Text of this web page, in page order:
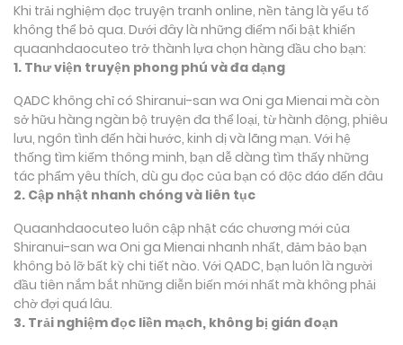
Khi trải nghiệm đọc truyện tranh online, nền tảng là yếu tố
không thể bỏ qua. Dưới đây là những điểm nổi bật khiến
quaanhdaocuteo trở thành lựa chọn hàng đầu cho bạn:
1. Thư viện truyện phong phú và đa dạng
QADC không chỉ có Shiranui-san wa Oni ga Mienai mà còn
sở hữu hàng ngàn bộ truyện đa thể loại, từ hành động, phiêu
lưu, ngôn tình đến hài hước, kinh dị và lãng mạn. Với hệ
thống tìm kiếm thông minh, bạn dễ dàng tìm thấy những
tác phẩm yêu thích, dù gu đọc của bạn có độc đáo đến đâu
2. Cập nhật nhanh chóng và liên tục
Quaanhdaocuteo luôn cập nhật các chương mới của
Shiranui-san wa Oni ga Mienai nhanh nhất, đảm bảo bạn
không bỏ lỡ bất kỳ chi tiết nào. Với QADC, bạn luôn là người
đầu tiên nắm bắt những diễn biến mới nhất mà không phải
chờ đợi quá lâu.
3. Trải nghiệm đọc liền mạch, không bị gián đoạn